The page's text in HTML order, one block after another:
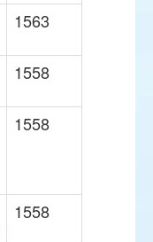
1563
1558
1558
1558